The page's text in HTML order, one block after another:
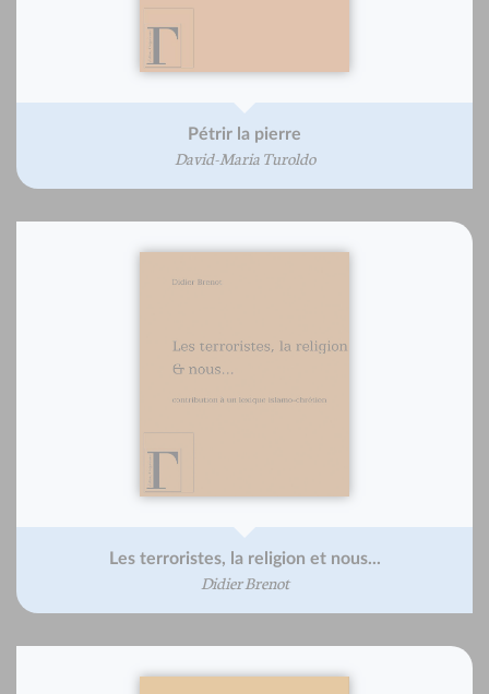
Pétrir la pierre
David-Maria Turoldo
Les terroristes, la religion et nous...
Didier Brenot